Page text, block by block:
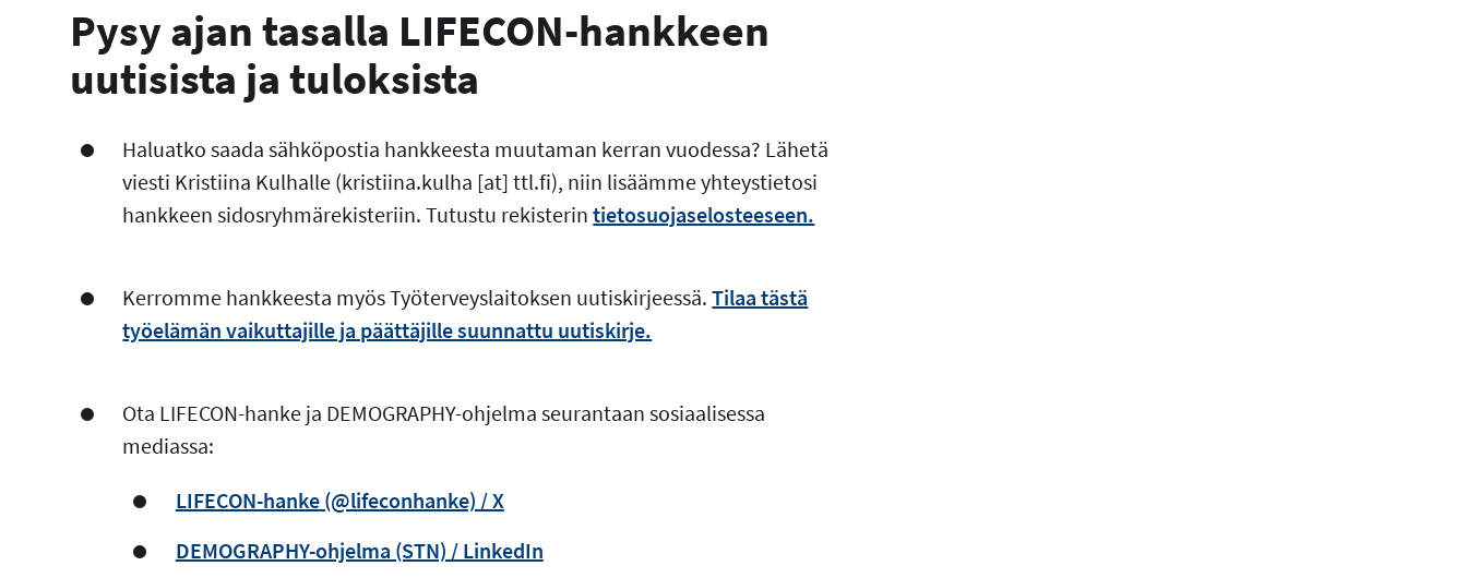
Pysy ajan tasalla LIFECON-hankkeen
uutisista ja tuloksista
Haluatko saada sähköpostia hankkeesta muutaman kerran vuodessa? Lähetä
viesti Kristiina Kulhalle (kristiina.kulha [at]ttl.fi), niin lisäämme yhteystietosi
hankkeen sidosryhmärekisteriin. Tutustu rekisterintietosuojaselosteeseen.
Kerromme hankkeesta myös Työterveyslaitoksen uutiskirjeessä.Tilaa tästä
työelämän vaikuttajille ja päättäjille suunnattu uutiskirje.
Ota LIFECON-hanke ja DEMOGRAPHY-ohjelma seurantaan sosiaalisessa
mediassa:
LIFECON-hanke (@lifeconhanke) / X
DEMOGRAPHY-ohjelma (STN) / LinkedIn